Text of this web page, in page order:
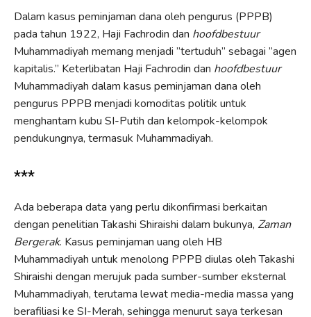
Dalam kasus peminjaman dana oleh pengurus (PPPB)
pada tahun 1922, Haji Fachrodin dan hoofdbestuur
Muhammadiyah memang menjadi ”tertuduh” sebagai ”agen
kapitalis.” Keterlibatan Haji Fachrodin dan hoofdbestuur
Muhammadiyah dalam kasus peminjaman dana oleh
pengurus PPPB menjadi komoditas politik untuk
menghantam kubu SI-Putih dan kelompok-kelompok
pendukungnya, termasuk Muhammadiyah.
***
Ada beberapa data yang perlu dikonfirmasi berkaitan
dengan penelitian Takashi Shiraishi dalam bukunya, Zaman
Bergerak. Kasus peminjaman uang oleh HB
Muhammadiyah untuk menolong PPPB diulas oleh Takashi
Shiraishi dengan merujuk pada sumber-sumber eksternal
Muhammadiyah, terutama lewat media-media massa yang
berafiliasi ke SI-Merah, sehingga menurut saya terkesan